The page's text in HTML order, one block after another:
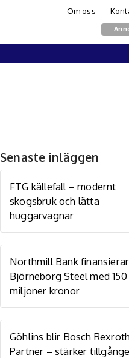
Om oss
Senaste inläggen
FTG källefall – modernt
skogsbruk och lätta
huggarvagnar
Northmill Bank finansierar
Björneborg Steel med 150
miljoner kronor
Göhlins blir Bosch
Partner – stärker